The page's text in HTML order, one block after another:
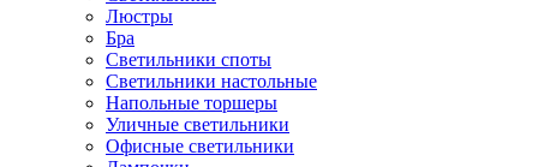
Люстры
Бра
Светильники споты
Светильники настольные
Напольные торшеры
Уличные светильники
Офисные светильники